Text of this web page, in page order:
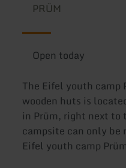
PRÜM
Open today
The Eifel youth
wooden huts is
in Prüm, right next to
campsite can only
Eifel youth camp